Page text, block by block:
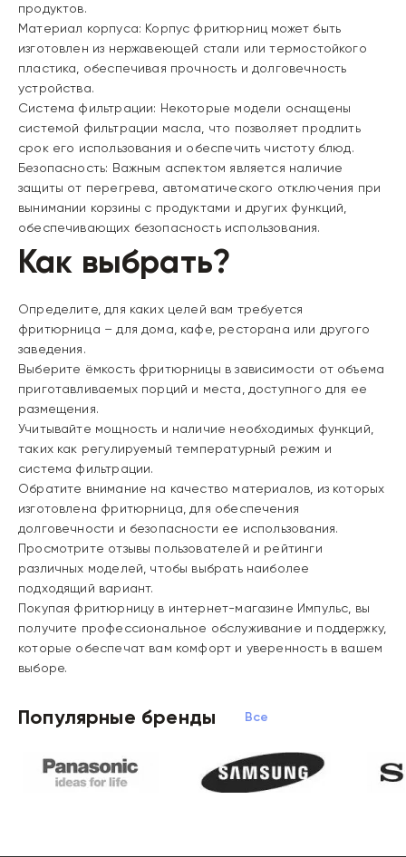
продуктов.
Материал корпуса: Корпус фритюрниц может быть
изготовлен из нержавеющей стали или термостойкого
пластика, обеспечивая прочность и долговечность
устройства.
Система фильтрации: Некоторые модели оснащены
системой фильтрации масла, что позволяет продлить
срок его использования и обеспечить чистоту блюд.
Безопасность: Важным аспектом является наличие
защиты от перегрева, автоматического отключения при
вынимании корзины с продуктами и других функций,
обеспечивающих безопасность использования.
Как выбрать?
Определите, для каких целей вам требуется
фритюрница – для дома, кафе, ресторана или другого
заведения.
Выберите ёмкость фритюрницы в зависимости от объема
приготавливаемых порций и места, доступного для ее
размещения.
Учитывайте мощность и наличие необходимых функций,
таких как регулируемый температурный режим и
система фильтрации.
Обратите внимание на качество материалов, из которых
изготовлена фритюрница, для обеспечения
долговечности и безопасности ее использования.
Просмотрите отзывы пользователей и рейтинги
различных моделей, чтобы выбрать наиболее
подходящий вариант.
Покупая фритюрницу в интернет-магазине Импульс, вы
получите профессиональное обслуживание и поддержку,
которые обеспечат вам комфорт и уверенность в вашем
выборе.
Популярные бренды Все бренды